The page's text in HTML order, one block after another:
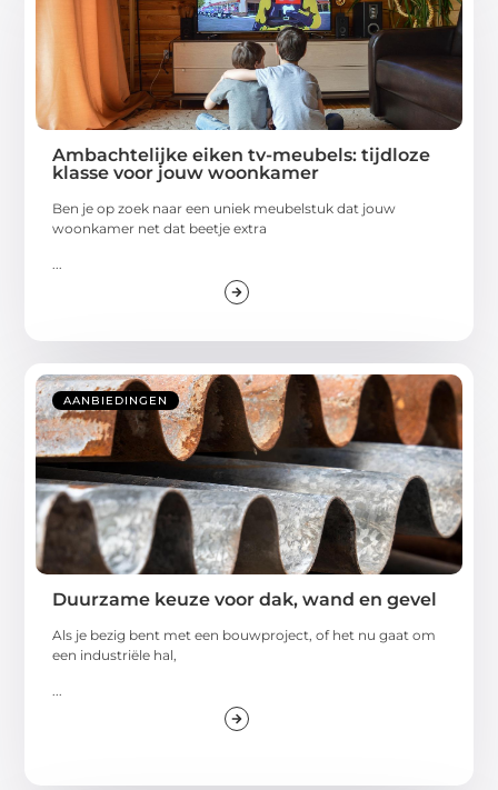
Ambachtelijke eiken tv-meubels: tijdloze
klasse voor jouw woonkamer
Ben je op zoek naar een uniek meubelstuk dat jouw
woonkamer net dat beetje extra
...
AANBIEDINGEN
Duurzame keuze voor dak, wand en gevel
Als je bezig bent met een bouwproject, of het nu gaat om
een industriële hal,
...